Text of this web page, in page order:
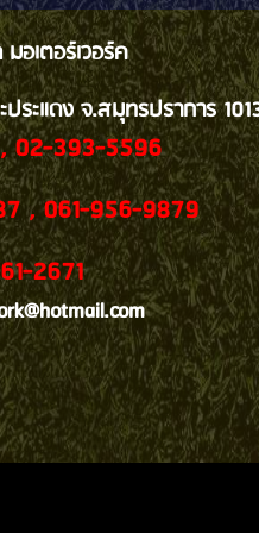
อเตอร์เวอร์ค
ะแดง จ.สมุทรปราการ
02-393-5596
, 061-956-9879
2671